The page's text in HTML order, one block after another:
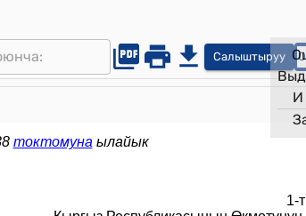
Салыштыруу
И